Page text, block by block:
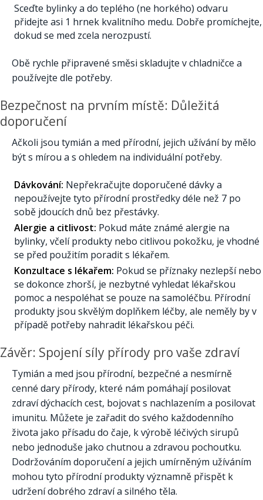
Sceďte bylinky a do teplého (ne horkého) odvaru
přidejte asi 1 hrnek kvalitního medu. Dobře promíchejte,
dokud se med zcela nerozpustí.
Obě rychle připravené směsi skladujte v chladničce a
používejte dle potřeby.
Bezpečnost na prvním místě: Důležitá
doporučení
Ačkoli jsou tymián a med přírodní, jejich užívání by mělo
být s mírou a s ohledem na individuální potřeby.
Dávkování: Nepřekračujte doporučené dávky a
nepoužívejte tyto přírodní prostředky déle než 7 po
sobě jdoucích dnů bez přestávky.
Alergie a citlivost: Pokud máte známé alergie na
bylinky, včelí produkty nebo citlivou pokožku, je vhodné
se před použitím poradit s lékařem.
Konzultace s lékařem: Pokud se příznaky nezlepší nebo
se dokonce zhorší, je nezbytné vyhledat lékařskou
pomoc a nespoléhat se pouze na samoléčbu. Přírodní
produkty jsou skvělým doplňkem léčby, ale neměly by v
případě potřeby nahradit lékařskou péči.
Závěr: Spojení síly přírody pro vaše zdraví
Tymián a med jsou přírodní, bezpečné a nesmírně
cenné dary přírody, které nám pomáhají posilovat
zdraví dýchacích cest, bojovat s nachlazením a posilovat
imunitu. Můžete je zařadit do svého každodenního
života jako přísadu do čaje, k výrobě léčivých sirupů
nebo jednoduše jako chutnou a zdravou pochoutku.
Dodržováním doporučení a jejich umírněným užíváním
mohou tyto přírodní produkty významně přispět k
udržení dobrého zdraví a silného těla.